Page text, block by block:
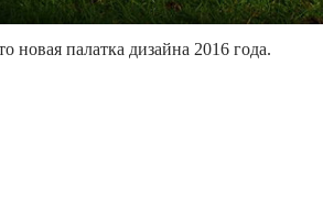
новая палатка дизайна 2016 года.